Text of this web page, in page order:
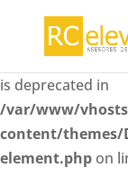
Deprecated :
is deprecated in
/var/www/
content/themes/
element.php on